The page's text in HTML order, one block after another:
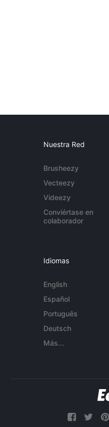
Nuestra Red
Brusheezy
Vecteezy
Videezy
Conviértase en
colaborador
Idiomas
English
Español
Português
Deutsch
Más...